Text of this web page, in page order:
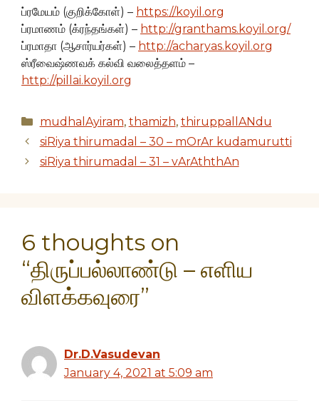
ப்ரமேயம் (குறிக்கோள்) – https://koyil.org
ப்ரமாணம் (க்ரந்தங்கள்) – http://granthams.koyil.org/
ப்ரமாதா (ஆசார்யர்கள்) – http://acharyas.koyil.org
ஸ்ரீவைஷ்ணவக் கல்வி வலைத்தளம் –
http://pillai.koyil.org
Categories
mudhalAyiram, thamizh, thiruppallANdu
siRiya thirumadal – 30 – mOrAr kudamurutti
siRiya thirumadal – 31 – vArAththAn
6 thoughts on
“திருப்பல்லாண்டு – எளிய
விளக்கவுரை”
Dr.D.Vasudevan
January 4, 2021 at 5:09 am